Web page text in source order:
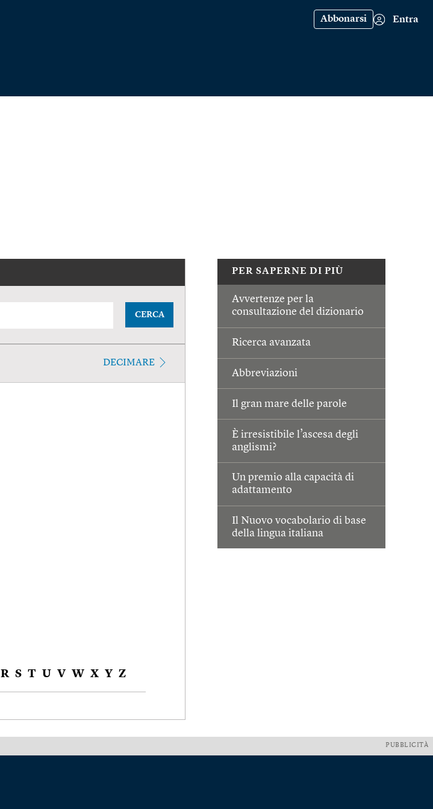
Abbonarsi Entra
PER SAPERNE DI PIÙ
Avvertenze per la
consultazione del dizionario
Ricerca avanzata
Abbreviazioni
Il gran mare delle parole
È irresistibile l’ascesa degli
anglismi?
Un premio alla capacità di
adattamento
Il Nuovo vocabolario di base
della lingua italiana
CERCA
DECIMARE
R S T U V W X Y Z
PUBBLICITÀ